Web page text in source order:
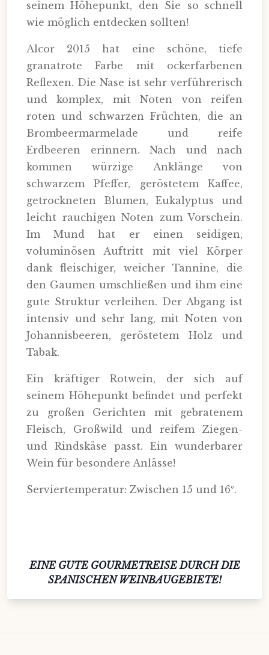
seinem Höhepunkt, den Sie so schnell
wie möglich entdecken sollten!
Alcor 2015 hat eine schöne, tiefe
granatrote Farbe mit ockerfarbenen
Reflexen. Die Nase ist sehr verführerisch
und komplex, mit Noten von reifen
roten und schwarzen Früchten, die an
Brombeermarmelade und reife
Erdbeeren erinnern. Nach und nach
kommen würzige Anklänge von
schwarzem Pfeffer, geröstetem Kaffee,
getrockneten Blumen, Eukalyptus und
leicht rauchigen Noten zum Vorschein.
Im Mund hat er einen seidigen,
voluminösen Auftritt mit viel Körper
dank fleischiger, weicher Tannine, die
den Gaumen umschließen und ihm eine
gute Struktur verleihen. Der Abgang ist
intensiv und sehr lang, mit Noten von
Johannisbeeren, geröstetem Holz und
Tabak.
Ein kräftiger Rotwein, der sich auf
seinem Höhepunkt befindet und perfekt
zu großen Gerichten mit gebratenem
Fleisch, Großwild und reifem Ziegen-
und Rindskäse passt. Ein wunderbarer
Wein für besondere Anlässe!
Serviertemperatur: Zwischen 15 und 16º.
EINE GUTE GOURMETREISE DURCH DIE
SPANISCHEN WEINBAUGEBIETE!